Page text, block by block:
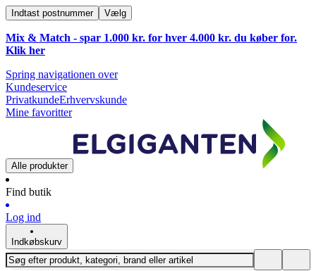
Indtast postnummer Vælg
Mix & Match - spar 1.000 kr. for hver 4.000 kr. du køber for.
Klik her
Spring navigationen over
Kundeservice
PrivatkundeErhvervskunde
Mine favoritter
Alle produkter
Find butik
Log ind
Indkøbskurv